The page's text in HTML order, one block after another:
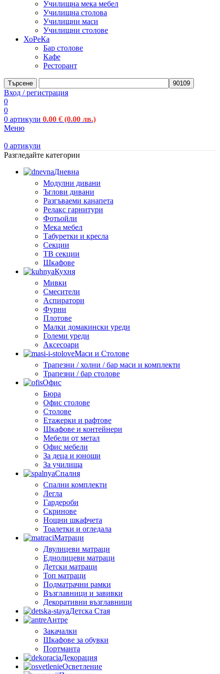
Училищна мека мебел
Училищна столова
Училищни маси
Училищни столове
ХоРеКа
Бар столове
Кафе
Ресторант
Търсене
Вход / регистрация
0
0
0 артикули 0.00 € (0.00 лв.)
Меню
0 артикули
Разгледайте категории
Дневна
Модулни дивани
Ъглови дивани
Разгъваеми канапета
Релакс гарнитури
Фотьойли
Мека мебел
Табуретки и кресла
Секции
ТВ секции
Шкафове
Кухня
Мивки
Смесители
Аспиратори
Фурни
Плотове
Малки домакински уреди
Големи уреди
Аксесоари
Маси и Столове
Трапезни / холни / бар маси и комплекти
Трапезни / бар столове
Офис
Бюра
Офис столове
Столове
Етажерки и рафтове
Шкафове и контейнери
Мебели от метал
Офис мебели
За деца и юноши
За училища
Спалня
Спални комплекти
Легла
Гардероби
Скринове
Нощни шкафчета
Тоалетки и огледала
Матраци
Двулицеви матраци
Еднолицеви матраци
Детски матраци
Топ матраци
Подматрачни рамки
Възглавници и завивки
Декоративни възглавници
Детска Стая
Антре
Закачалки
Шкафове за обувки
Портманта
Декорация
Осветление